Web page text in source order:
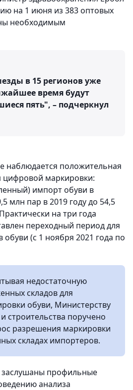
на 1 июня из 383 оптовых
необходимым
в 15 регионов уже
время будут
пять", – подчеркнул
наблюдается положительная
цифровой маркировки:
импорт обуви в
млн пар в 2019 году до 54,5
на три года
переходный период для
обуви (с 1 ноября 2021 года по
недостаточную
складов для
обуви, Министерству
строительства поручено
разрешения маркировки
складах импортеров.
профильные
анализа